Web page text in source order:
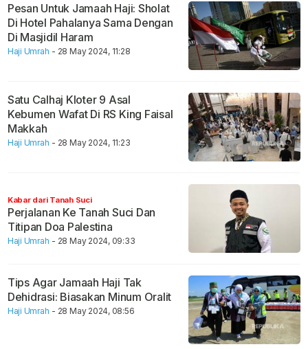
Pesan Untuk Jamaah Haji: Sholat
Di Hotel Pahalanya Sama Dengan
Di Masjidil Haram
Haji Umrah - 28 May 2024, 11:28
Satu Calhaj Kloter 9 Asal
Kebumen Wafat Di RS King Faisal
Makkah
Haji Umrah - 28 May 2024, 11:23
Kabar dari Tanah Suci
Perjalanan Ke Tanah Suci Dan
Titipan Doa Palestina
Haji Umrah - 28 May 2024, 09:33
Tips Agar Jamaah Haji Tak
Dehidrasi: Biasakan Minum Oralit
Haji Umrah - 28 May 2024, 08:56